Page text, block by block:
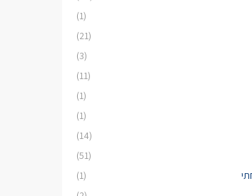
(1)
(21)
(3)
(11)
(1)
(1)
(14)
(51)
(1)